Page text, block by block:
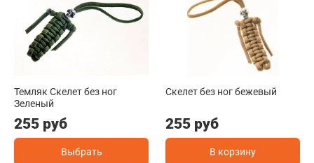
Темляк Скелет без ног
Зеленый
255 руб
Выбрать
Скелет без ног бежевый
255 руб
В корзину